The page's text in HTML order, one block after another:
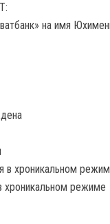
на имя
в хроникальном
хроникальном режиме